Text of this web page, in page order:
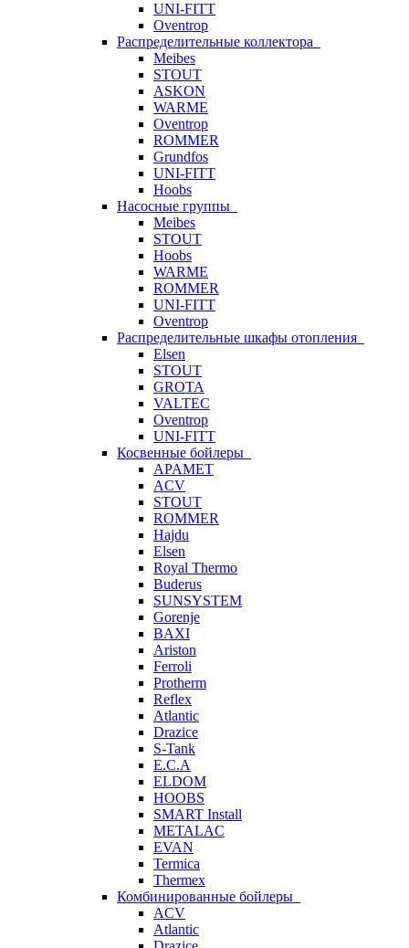
UNI-FITT
Oventrop
Распределительные коллектора
Meibes
STOUT
ASKON
WARME
Oventrop
ROMMER
Grundfos
UNI-FITT
Hoobs
Насосные группы
Meibes
STOUT
Hoobs
WARME
ROMMER
UNI-FITT
Oventrop
Распределительные шкафы отопления
Elsen
STOUT
GROTA
VALTEC
Oventrop
UNI-FITT
Косвенные бойлеры
APAMET
ACV
STOUT
ROMMER
Hajdu
Elsen
Royal Thermo
Buderus
SUNSYSTEM
Gorenje
BAXI
Ariston
Ferroli
Protherm
Reflex
Atlantic
Drazice
S-Tank
E.C.A
ELDOM
HOOBS
SMART Install
METALAC
EVAN
Termica
Thermex
Комбинированные бойлеры
ACV
Atlantic